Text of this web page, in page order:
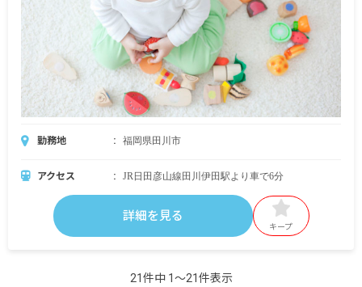
勤務地 福岡県田川市
アクセス JR日田彦山線田川伊田駅より車で6分
詳細を見る
キープ
21件中 1〜21件表示